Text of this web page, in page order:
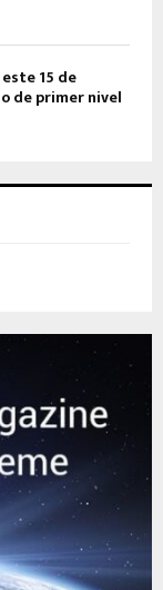
15 de
de primer nivel